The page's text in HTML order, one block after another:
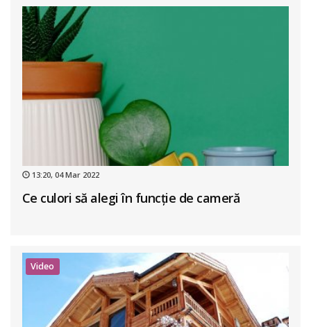
13:20, 04 Mar 2022
Ce culori să alegi în funcție de cameră
Video